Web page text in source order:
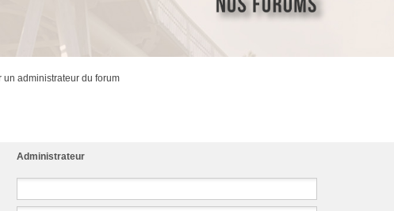
un administrateur du forum
Administrateur